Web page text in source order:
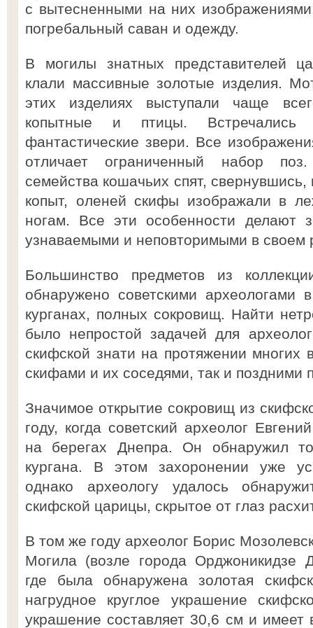
с вытесненными на них
погребальный саван и одежду.
В могилы знатных представителей
клали массивные золотые изделия.
этих изделиях выступали чаще
копытные и птицы.
фантастические звери. Все
отличает ограниченный набор
семейства кошачьих спят, свернувшись,
копыт, оленей скифы изображали в
ногам. Все эти особенности делают
узнаваемыми и неповторимыми в своем
Большинство предметов из
обнаружено советскими
курганах, полных сокровищ. Найти
было непростой задачей для
скифской знати на протяжении многих
скифами и их соседями, так и поздними
Значимое открытие сокровищ из
году, когда советский археолог
на берегах Днепра. Он обнаружил
кургана. В этом захоронении уже
однако археологу удалось
скифской царицы, скрытое от глаз
В том же году археолог Борис
Могила (возле города Орджоникидзе
где была обнаружена золотая
нагрудное круглое украшение
украшение составляет 30,6 см и имеет